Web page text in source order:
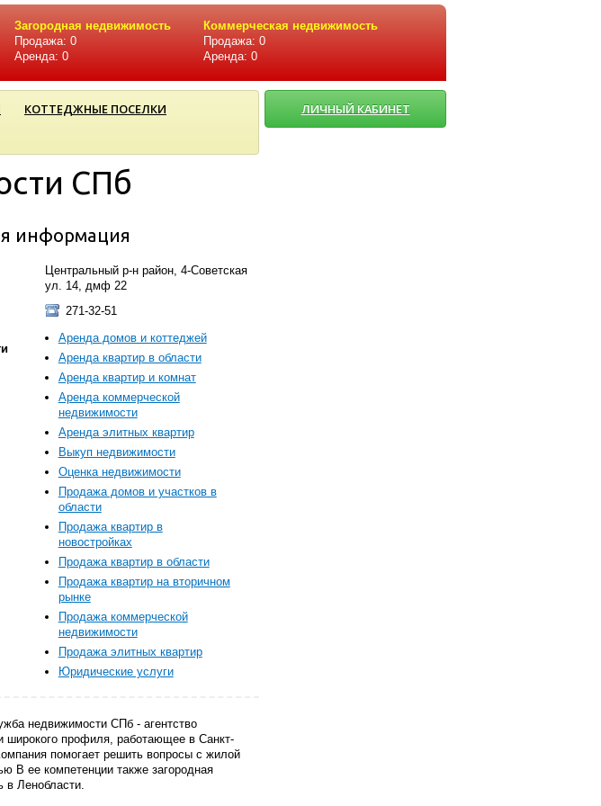
Загородная недвижимость
Продажа: 0
Аренда: 0
Коммерческая недвижимость
Продажа: 0
Аренда: 0
КОТТЕДЖНЫЕ ПОСЕЛКИ
ЛИЧНЫЙ КАБИНЕТ
СПб
информация
Центральный р-н район, 4-Советская
ул. 14, дмф 22
271-32-51
Аренда домов и коттеджей
Аренда квартир в области
Аренда квартир и комнат
Аренда коммерческой
недвижимости
Аренда элитных квартир
Выкуп недвижимости
Оценка недвижимости
Продажа домов и участков в
области
Продажа квартир в
новостройках
Продажа квартир в области
Продажа квартир на вторичном
рынке
Продажа коммерческой
недвижимости
Продажа элитных квартир
Юридические услуги
недвижимости СПб - агентство
широкого профиля, работающее в Санкт-
помогает решить вопросы с жилой
В ее компетенции также загородная
в Ленобласти.